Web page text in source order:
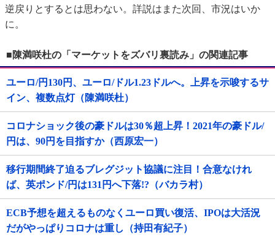
逆戻りとするとは思わない。詳説はまた次回、市況はいか
に。
■陳満咲杜の「マーケットをズバリ裏読み」の関連記事
ユーロ/円130円、ユーロ/ドル1.23ドルへ。上昇を示唆するサ
イン、複数点灯（陳満咲杜）
コロナショック後の豪ドルは30％超上昇！2021年の豪ドル/
円は、90円を目指すか（西原宏一）
移行期間終了迫るブレグジット協議に注目！合意なけれ
ば、英ポンド/円は131円へ下落!?（バカラ村）
ECB予想を超えるものなくユーロ買い復活、IPOは大活況
だがやっぱりコロナは重し（持田有紀子）